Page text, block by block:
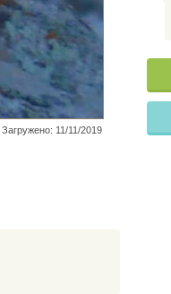
Загружено: 11/11/2019